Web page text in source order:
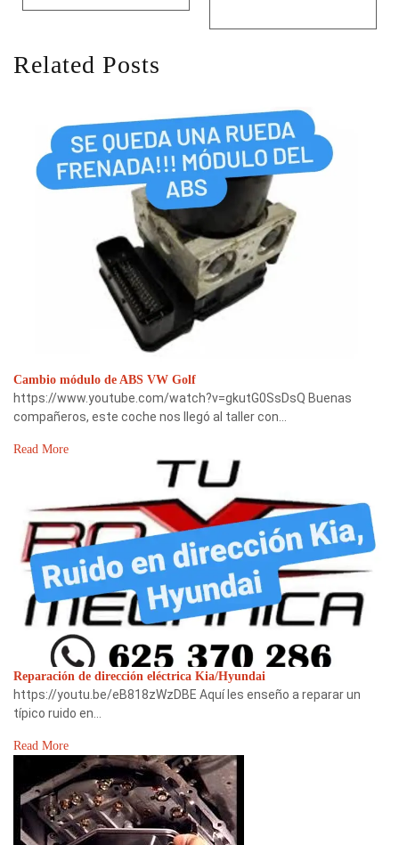
Related Posts
Cambio módulo de ABS VW Golf
https://www.youtube.com/watch?v=gkutG0SsDsQ Buenas
compañeros, este coche nos llegó al taller con…
Read More
Reparación de dirección eléctrica Kia/Hyundai
https://youtu.be/eB818zWzDBE Aquí les enseño a reparar un
típico ruido en…
Read More